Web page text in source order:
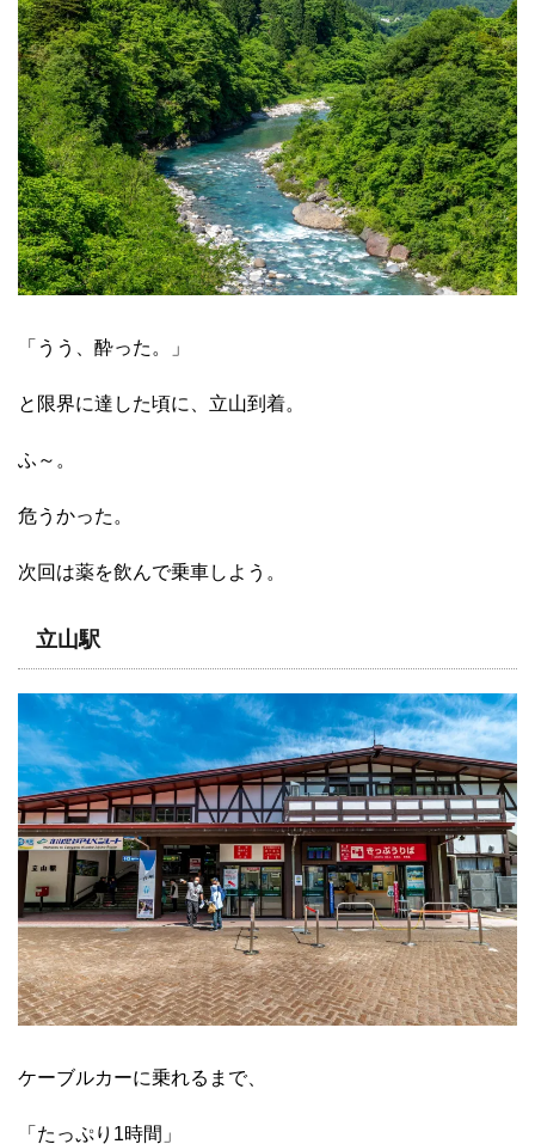
「うう、酔った。」
と限界に達した頃に、立山到着。
ふ～。
危うかった。
次回は薬を飲んで乗車しよう。
立山駅
ケーブルカーに乗れるまで、
「たっぷり1時間」